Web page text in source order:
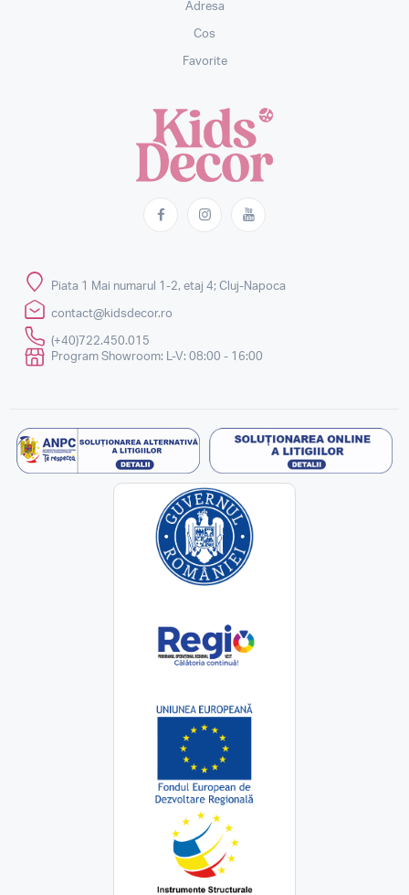
Adresa
Cos
Favorite
Piata 1 Mai numarul 1-2, etaj 4; Cluj-Napoca
contact@kidsdecor.ro
(+40)722.450.015
Program Showroom: L-V: 08:00 - 16:00